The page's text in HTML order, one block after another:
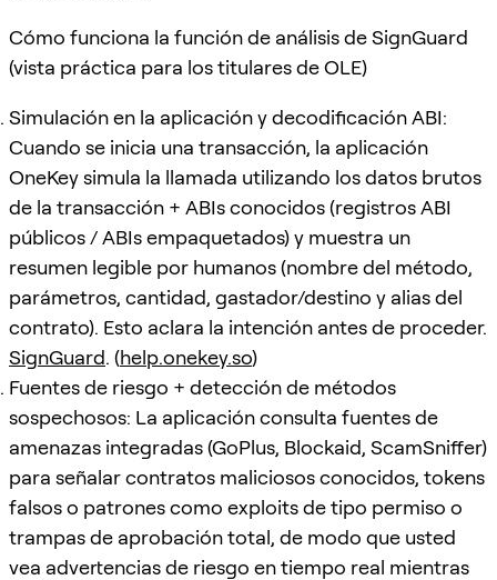
Cómo funciona la función de análisis de SignGuard
(vista práctica para los titulares de OLE)
Simulación en la aplicación y decodificación ABI:
Cuando se inicia una transacción, la aplicación
OneKey simula la llamada utilizando los datos brutos
de la transacción + ABIs conocidos (registros ABI
públicos / ABIs empaquetados) y muestra un
resumen legible por humanos (nombre del método,
parámetros, cantidad, gastador/destino y alias del
contrato). Esto aclara la intención antes de proceder.
SignGuard. (help.onekey.so)
Fuentes de riesgo + detección de métodos
sospechosos: La aplicación consulta fuentes de
amenazas integradas (GoPlus, Blockaid, ScamSniffer)
para señalar contratos maliciosos conocidos, tokens
falsos o patrones como exploits de tipo permiso o
trampas de aprobación total, de modo que usted
vea advertencias de riesgo en tiempo real mientras